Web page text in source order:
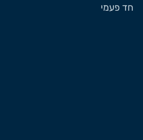
חד פעמי